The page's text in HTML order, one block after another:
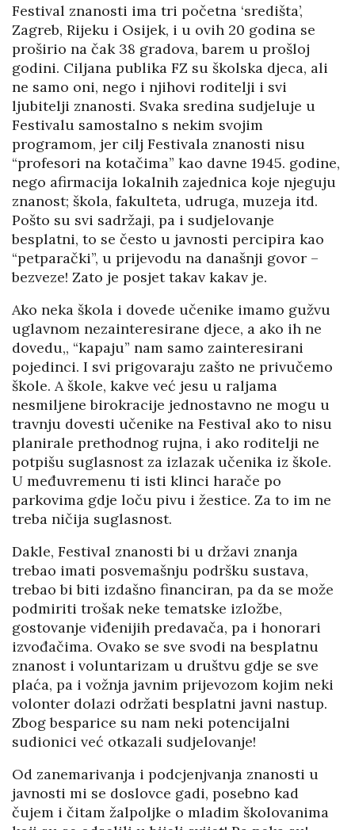
Festival znanosti ima tri početna ‘središta’,
Zagreb, Rijeku i Osijek, i u ovih 20 godina se
proširio na čak 38 gradova, barem u prošloj
godini. Ciljana publika FZ su školska djeca, ali
ne samo oni, nego i njihovi roditelji i svi
ljubitelji znanosti. Svaka sredina sudjeluje u
Festivalu samostalno s nekim svojim
programom, jer cilj Festivala znanosti nisu
“profesori na kotačima” kao davne 1945. godine,
nego afirmacija lokalnih zajednica koje njeguju
znanost; škola, fakulteta, udruga, muzeja itd.
Pošto su svi sadržaji, pa i sudjelovanje
besplatni, to se često u javnosti percipira kao
“petparački”, u prijevodu na današnji govor –
bezveze! Zato je posjet takav kakav je.
Ako neka škola i dovede učenike imamo gužvu
uglavnom nezainteresirane djece, a ako ih ne
dovedu,, “kapaju” nam samo zainteresirani
pojedinci. I svi prigovaraju zašto ne privučemo
škole. A škole, kakve već jesu u raljama
nesmiljene birokracije jednostavno ne mogu u
travnju dovesti učenike na Festival ako to nisu
planirale prethodnog rujna, i ako roditelji ne
potpišu suglasnost za izlazak učenika iz škole.
U međuvremenu ti isti klinci harače po
parkovima gdje loču pivu i žestice. Za to im ne
treba ničija suglasnost.
Dakle, Festival znanosti bi u državi znanja
trebao imati posvemašnju podršku sustava,
trebao bi biti izdašno financiran, pa da se može
podmiriti trošak neke tematske izložbe,
gostovanje viđenijih predavača, pa i honorari
izvođačima. Ovako se sve svodi na besplatnu
znanost i voluntarizam u društvu gdje se sve
plaća, pa i vožnja javnim prijevozom kojim neki
volonter dolazi održati besplatni javni nastup.
Zbog besparice su nam neki potencijalni
sudionici već otkazali sudjelovanje!
Od zanemarivanja i podcjenjvanja znanosti u
javnosti mi se doslovce gadi, posebno kad
čujem i čitam žalpoljke o mladim školovanima